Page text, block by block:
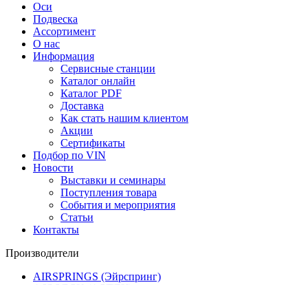
Оси
Подвеска
Ассортимент
О нас
Информация
Сервисные станции
Каталог онлайн
Каталог PDF
Доставка
Как стать нашим клиентом
Акции
Сертификаты
Подбор по VIN
Новости
Выставки и семинары
Поступления товара
События и мероприятия
Статьи
Контакты
Производители
AIRSPRINGS (Эйрспринг)